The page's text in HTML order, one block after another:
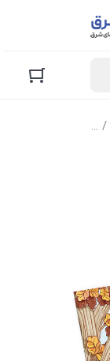
/ نسخه الکترونیک